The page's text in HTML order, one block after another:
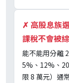
✗ 高股息族
課稅不會被
能不能用分離
5%、12%、
限 8 萬元）通